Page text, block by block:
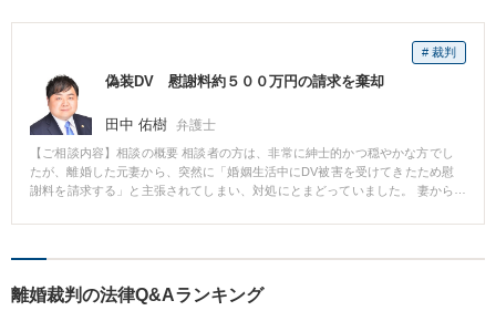
# 裁判
偽装DV 慰謝料約５００万円の請求を棄却
田中 佑樹 弁護士
【ご相談内容】相談の概要 相談者の方は、非常に紳士的かつ穏やかな方でし
たが、離婚した元妻から、突然に「婚姻生活中にDV被害を受けてきたため慰
謝料を請求する」と主張されてしまい、対処にとまどっていました。 妻から
らず、当事務所にご相談にお越しになりました。 当事務所の対応 当事務所で
との関係を修復するために様々な努力を重ねてきたことが浮かび上がってき
ました。 婚姻生活の状況は、どうしても２人だけの閉ざされた関係になって
離婚裁判の法律Q&Aランキング